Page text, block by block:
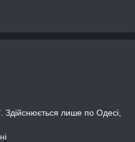
Здійснюється лише по Одесі,